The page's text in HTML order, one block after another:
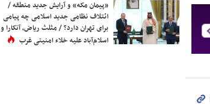
«پیمان مکه» و آرایش جدید منطقه /
ائتلاف نظامی جدید اسلامی چه پیامی
برای تهران دارد؟ / مثلث ریاض، آنکارا و
اسلام‌آباد علیه خلاء امنیتی غرب